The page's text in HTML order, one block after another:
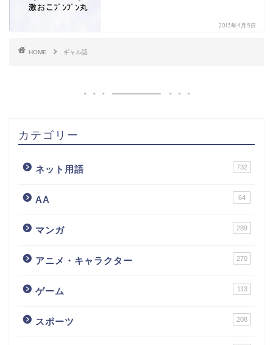
2013年4月5日
HOME ギャル語
カテゴリー
ネット用語 732
AA 64
マンガ 289
アニメ・キャラクター 270
ゲーム 113
スポーツ 208